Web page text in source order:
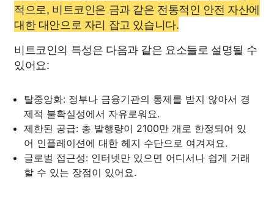
적으로, 비트코인은 금과 같은 전통적인 안전 자산에
대한 대안으로 자리 잡고 있습니다.
비트코인의 특성은 다음과 같은 요소들로 설명될 수
있어요:
탈중앙화: 정부나 금융기관의 통제를 받지 않아서 경
제적 불확실성에서 자유로워요.
제한된 공급: 총 발행량이 2100만 개로 한정되어 있
어 인플레이션에 대한 헤지 수단으로 여겨져요.
글로벌 접근성: 인터넷만 있으면 어디서나 쉽게 거래
할 수 있는 장점이 있어요.